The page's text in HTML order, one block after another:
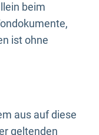
beim
ist ohne
aus auf diese
geltenden